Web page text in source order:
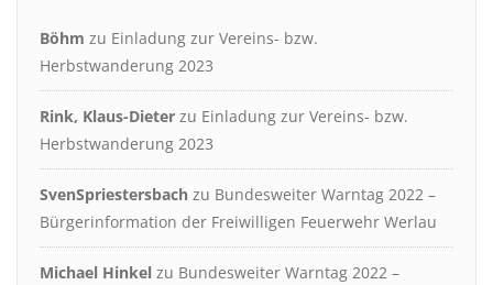
Böhm zu Einladung zur Vereins- bzw.
Herbstwanderung 2023
Rink, Klaus-Dieter zu Einladung zur Vereins- bzw.
Herbstwanderung 2023
SvenSpriestersbach zu Bundesweiter Warntag 2022 –
Bürgerinformation der Freiwilligen Feuerwehr Werlau
Michael Hinkel zu Bundesweiter Warntag 2022 –